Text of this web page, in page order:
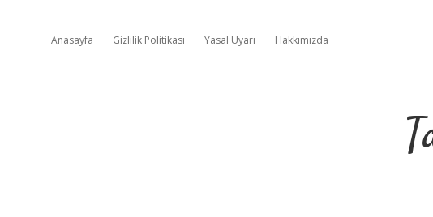
Anasayfa Gizlilik Politikası Yasal Uyarı Hakkımızda